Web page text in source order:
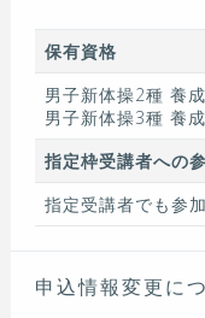
保有資格
男子新体操2種 養
男子新体操3種 養
指定枠受講者への
指定受講者でも参
申込情報変更に